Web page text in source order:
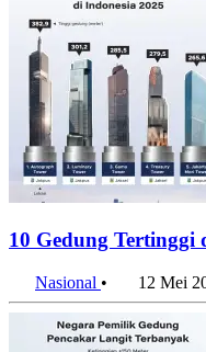
10 Gedung Tertinggi
Nasional • 12 Mei